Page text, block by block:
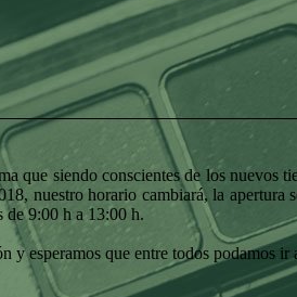
que siendo conscientes de los nuevos
nuestro horario cambiará, la apertura
de 9:00 h a 13:00 h.
y esperamos que entre todos podamos